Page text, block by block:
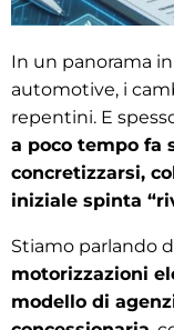
In un panorama
automotive, i
repentini. E
a poco tempo fa
concretizzarsi,
iniziale spinta
Stiamo parlando
motorizzazioni
modello di